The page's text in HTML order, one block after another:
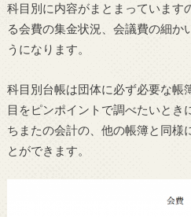
科目別に内容がまとまっています
る会費の集金状況、会議費の細か
うになります。
科目別台帳は団体に必ず必要な帳
目をピンポイントで調べたいとき
ちまたの会計の、他の帳簿と同様
とができます。